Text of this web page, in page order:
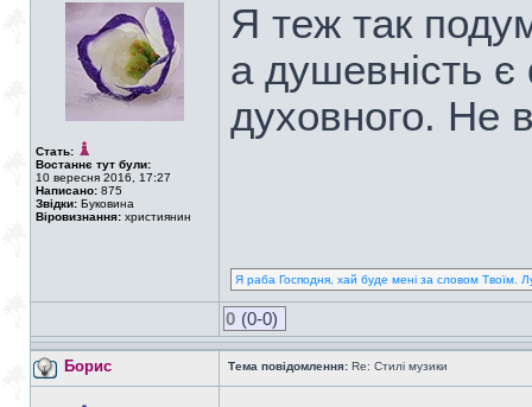
Стать:
Востаннє тут були:
10 вересня 2016, 17:27
Написано: 875
Звідки: Буковина
Віровизнання: християнин
Я теж так
а душевність
духовного. Не
Я раба Господня, хай буде мені за словом Твоїм.
0 (0-0)
Борис Тема повідомлення: Re: Стилі музики